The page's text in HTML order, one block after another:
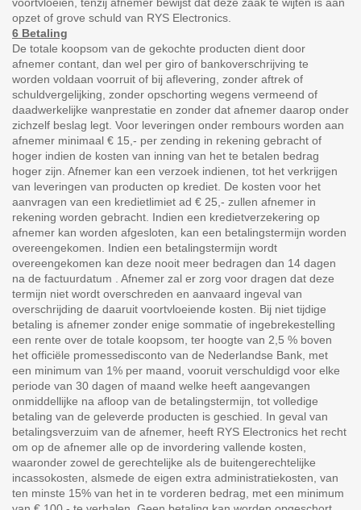
opzet of grove schuld van RYS Electronics.
6 Betaling
De totale koopsom van de gekochte producten dient door
afnemer contant, dan wel per giro of bankoverschrijving te
worden voldaan voorruit of bij aflevering, zonder aftrek of
schuldvergelijking, zonder opschorting wegens vermeend of
daadwerkelijke wanprestatie en zonder dat afnemer daarop onder
zichzelf beslag legt. Voor leveringen onder rembours worden aan
afnemer minimaal € 15,- per zending in rekening gebracht of
hoger indien de kosten van inning van het te betalen bedrag
hoger zijn. Afnemer kan een verzoek indienen, tot het verkrijgen
van leveringen van producten op krediet. De kosten voor het
aanvragen van een kredietlimiet ad € 25,- zullen afnemer in
rekening worden gebracht. Indien een kredietverzekering op
afnemer kan worden afgesloten, kan een betalingstermijn worden
overeengekomen. Indien een betalingstermijn wordt
overeengekomen kan deze nooit meer bedragen dan 14 dagen
na de factuurdatum . Afnemer zal er zorg voor dragen dat deze
termijn niet wordt overschreden en aanvaard ingeval van
overschrijding de daaruit voortvloeiende kosten. Bij niet tijdige
betaling is afnemer zonder enige sommatie of ingebrekestelling
een rente over de totale koopsom, ter hoogte van 2,5 % boven
het officiële promessedisconto van de Nederlandse Bank, met
een minimum van 1% per maand, vooruit verschuldigd voor elke
periode van 30 dagen of maand welke heeft aangevangen
onmiddellijke na afloop van de betalingstermijn, tot volledige
betaling van de geleverde producten is geschied. In geval van
betalingsverzuim van de afnemer, heeft RYS Electronics het recht
om op de afnemer alle op de invordering vallende kosten,
waaronder zowel de gerechtelijke als de buitengerechtelijke
incassokosten, alsmede de eigen extra administratiekosten, van
ten minste 15% van het in te vorderen bedrag, met een minimum